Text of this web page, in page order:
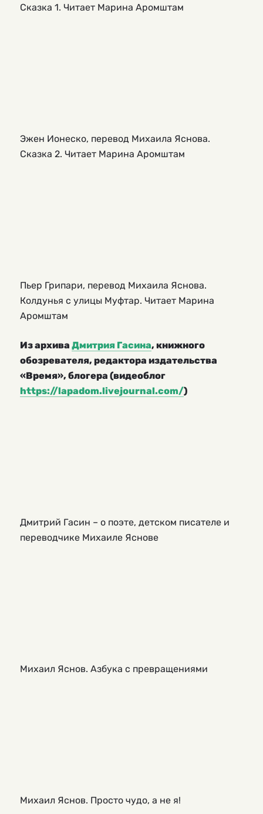
Сказка 1. Читает Марина Аромштам
Эжен Ионеско, перевод Михаила Яснова.
Сказка 2. Читает Марина Аромштам
Пьер Грипари, перевод Михаила Яснова.
Колдунья с улицы Муфтар. Читает Марина
Аромштам
Из архива Дмитрия Гасина, книжного
обозревателя, редактора издательства
«Время», блогера (видеоблог
https://lapadom.livejournal.com/)
Дмитрий Гасин – о поэте, детском писателе и
переводчике Михаиле Яснове
Михаил Яснов. Азбука с превращениями
Михаил Яснов. Просто чудо, а не я!